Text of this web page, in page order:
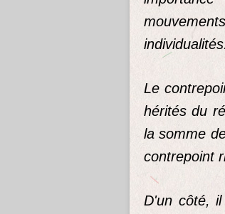
individualités.
Le
hérités du
la somme
contrepoint
D'un côté,